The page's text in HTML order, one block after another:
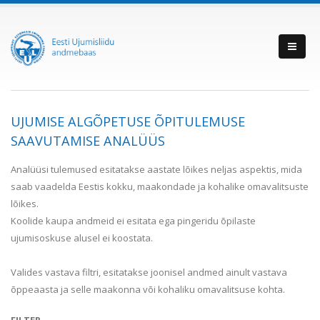
UJUMISE ALGÕPETUSE ÕPITULEMUSE
SAAVUTAMISE ANALÜÜS
Analüüsi tulemused esitatakse aastate lõikes neljas aspektis, mida
saab vaadelda Eestis kokku, maakondade ja kohalike omavalitsuste
lõikes.
Koolide kaupa andmeid ei esitata ega pingeridu õpilaste
ujumisoskuse alusel ei koostata.
Valides vastava filtri, esitatakse joonisel andmed ainult vastava
õppeaasta ja selle maakonna või kohaliku omavalitsuse kohta.